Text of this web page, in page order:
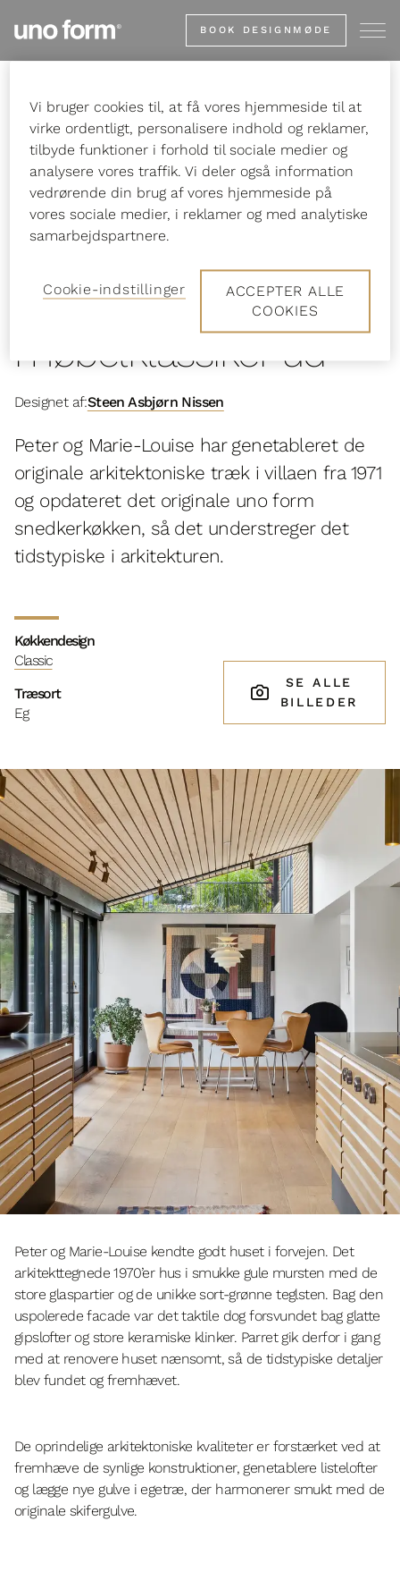
Gå
til
startsiden
BOOK DESIGNMØDE
Forside Inspiration Stories
Man smider jo heller ikke en
møbelklassiker ud
Man smider jo heller
ikke en
møbelklassiker ud
Designet af:Steen Asbjørn Nissen
Peter og Marie-Louise har genetableret de
originale arkitektoniske træk i villaen fra 1971
og opdateret det originale uno form
snedkerkøkken, så det understreger det
tidstypiske i arkitekturen.
Køkkendesign
Classic
Træsort
Eg
SE ALLE
BILLEDER
Peter og Marie-Louise kendte godt huset i forvejen. Det
arkitekttegnede 1970’er hus i smukke gule mursten med de
store glaspartier og de unikke sort-grønne teglsten. Bag den
uspolerede facade var det taktile dog forsvundet bag glatte
gipslofter og store keramiske klinker. Parret gik derfor i gang
med at renovere huset nænsomt, så de tidstypiske detaljer
blev fundet og fremhævet.
De oprindelige arkitektoniske kvaliteter er forstærket ved at
fremhæve de synlige konstruktioner, genetablere listelofter
og lægge nye gulve i egetræ, der harmonerer smukt med de
originale skifergulve.
Vi bruger cookies til, at få vores hjemmeside til at
virke ordentligt, personalisere indhold og reklamer,
tilbyde funktioner i forhold til sociale medier og
analysere vores traffik. Vi deler også information
vedrørende din brug af vores hjemmeside på
vores sociale medier, i reklamer og med analytiske
samarbejdspartnere.
Cookie-indstillinger
ACCEPTER ALLE
COOKIES